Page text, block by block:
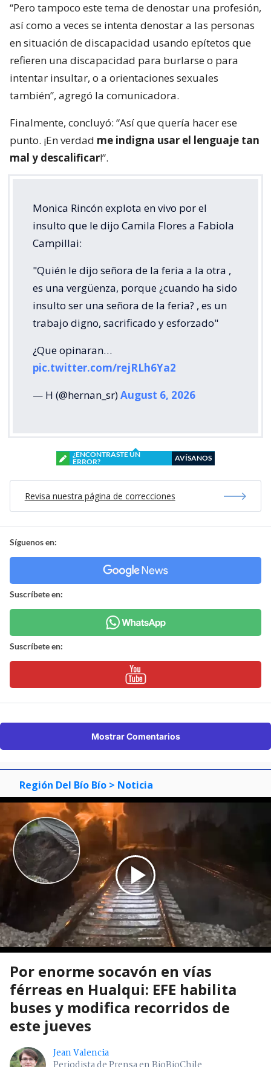
“Pero tampoco este tema de denostar una profesión,
así como a veces se intenta denostar a las personas
en situación de discapacidad usando epítetos que
refieren una discapacidad para burlarse o para
intentar insultar, o a orientaciones sexuales
también”, agregó la comunicadora.
Finalmente, concluyó: “Así que quería hacer ese
punto. ¡En verdad me indigna usar el lenguaje tan
mal y descalificar!”.
Monica Rincón explota en vivo por el
insulto que le dijo Camila Flores a Fabiola
Campillai:
"Quién le dijo señora de la feria a la otra ,
es una vergüenza, porque ¿cuando ha sido
insulto ser una señora de la feria? , es un
trabajo digno, sacrificado y esforzado"
¿Que opinaran…
pic.twitter.com/rejRLh6Ya2
— H (@hernan_sr)August 6, 2026
¿ENCONTRASTE UN
ERROR?
AVÍSANOS
Revisa nuestra página de correcciones
Síguenos en:
Suscríbete en:
Suscríbete en:
Mostrar Comentarios
Región Del Bío Bío > Noticia
Por enorme socavón en vías
férreas en Hualqui: EFE habilita
buses y modifica recorridos de
este jueves
Jean Valencia